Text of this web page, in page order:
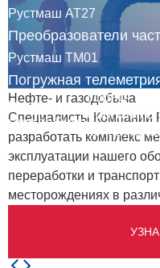
Рустмаш АТ27
Преобразователи
Рустмаш ТМ01
Погружная
Нефте- и
газодобыча
Горно-
комбинаты
Нефте- и газодобыча
Специалисты Компании
разработать комплекс
эксплуатации нашего
переработки и
месторождениях в